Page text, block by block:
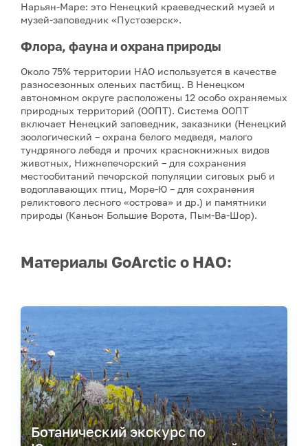
Нарьян-Маре: это Ненецкий краеведческий музей и
музей-заповедник «Пустозерск».
Флора, фауна и охрана природы
Около 75% территории НАО используется в качестве
разносезонных оленьих пастбищ. В Ненецком
автономном округе расположены 12 особо охраняемых
природных территорий (ООПТ). Система ООПТ
включает Ненецкий заповедник, заказники (Ненецкий
зоологический – охрана белого медведя, малого
тундряного лебедя и прочих краснокнижных видов
животных, Нижнепечорский – для сохранения
местообитаний печорской популяции сиговых рыб и
водоплавающих птиц, Море-Ю – для сохранения
реликтового лесного «острова» и др.) и памятники
природы (Каньон Большие Ворота, Пым-Ва-Шор).
Материалы GoArctic о НАО:
Ботанический экскурс по